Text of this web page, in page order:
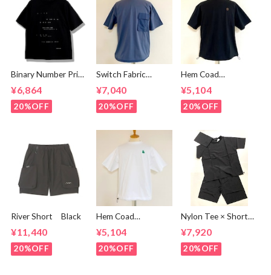
Binary Number Print
¥6,864
20%OFF
Switch Fabric
Ash Navy
¥7,040
20%OFF
Hem Coad
shirts Black /
Brown
¥5,104
20%OFF
River Short Black
¥11,440
20%OFF
Hem Coad
Embroidery T-
shirts White /
Green
¥5,104
20%OFF
Nylon Tee × Shorts
Set Up Black
¥7,920
20%OFF